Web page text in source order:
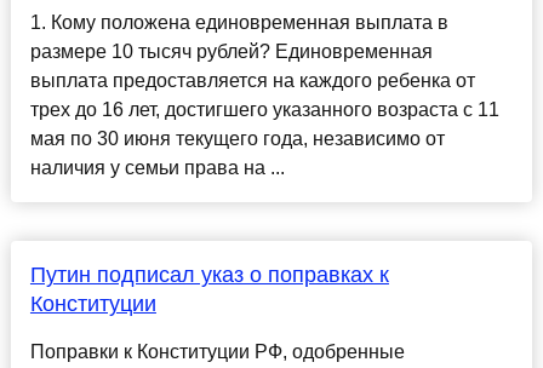
1. Кому положена единовременная выплата в
размере 10 тысяч рублей? Единовременная
выплата предоставляется на каждого ребенка от
трех до 16 лет, достигшего указанного возраста с 11
мая по 30 июня текущего года, независимо от
наличия у семьи права на ...
Путин подписал указ о поправках к
Конституции
Поправки к Конституции РФ, одобренные